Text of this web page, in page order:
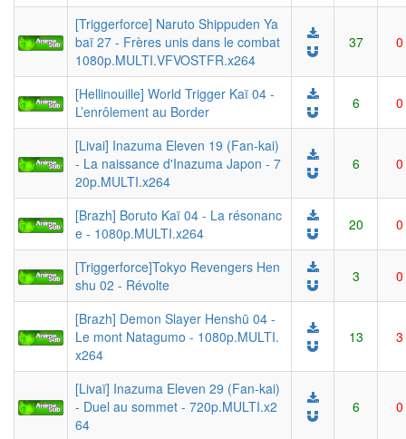
[Triggerforce] Naruto Shippuden Ya
baï 27 - Frères unis dans le combat
1080p.MULTI.VFVOSTFR.x264
37 0
[Hellinouille] World Trigger Kaï 04 -
L’enrôlement au Border
6 0
[Livai] Inazuma Eleven 19 (Fan-kai)
- La naissance d'Inazuma Japon - 7
20p.MULTI.x264
6 0
[Brazh] Boruto Kaï 04 - La résonanc
e - 1080p.MULTI.x264
20 0
[Triggerforce]Tokyo Revengers Hen
shu 02 - Révolte
3 0
[Brazh] Demon Slayer Henshū 04 -
Le mont Natagumo - 1080p.MULTI.
x264
13 3
[Livaï] Inazuma Eleven 29 (Fan-kai)
- Duel au sommet - 720p.MULTI.x2
64
6 0